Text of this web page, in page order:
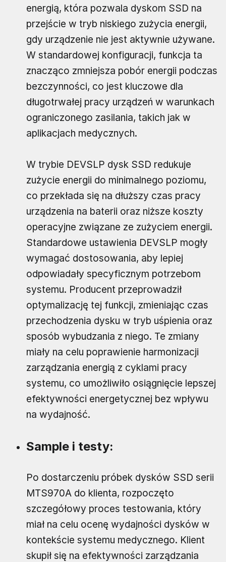
energią, która pozwala dyskom SSD na
przejście w tryb niskiego zużycia energii,
gdy urządzenie nie jest aktywnie używane.
W standardowej konfiguracji, funkcja ta
znacząco zmniejsza pobór energii podczas
bezczynności, co jest kluczowe dla
długotrwałej pracy urządzeń w warunkach
ograniczonego zasilania, takich jak w
aplikacjach medycznych.
W trybie DEVSLP dysk SSD redukuje
zużycie energii do minimalnego poziomu,
co przekłada się na dłuższy czas pracy
urządzenia na baterii oraz niższe koszty
operacyjne związane ze zużyciem energii.
Standardowe ustawienia DEVSLP mogły
wymagać dostosowania, aby lepiej
odpowiadały specyficznym potrzebom
systemu. Producent przeprowadził
optymalizację tej funkcji, zmieniając czas
przechodzenia dysku w tryb uśpienia oraz
sposób wybudzania z niego. Te zmiany
miały na celu poprawienie harmonizacji
zarządzania energią z cyklami pracy
systemu, co umożliwiło osiągnięcie lepszej
efektywności energetycznej bez wpływu
na wydajność.
Sample i testy:
Po dostarczeniu próbek dysków SSD serii
MTS970A do klienta, rozpoczęto
szczegółowy proces testowania, który
miał na celu ocenę wydajności dysków w
kontekście systemu medycznego. Klient
skupił się na efektywności zarządzania